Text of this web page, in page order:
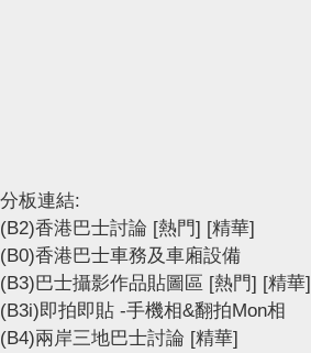
分板連結:
(B2)香港巴士討論 [熱門] [精華]
(B0)香港巴士車務及車廂設備
(B3)巴士攝影作品貼圖區 [熱門] [精華]
(B3i)即拍即貼 -手機相&翻拍Mon相
(B4)兩岸三地巴士討論 [精華]